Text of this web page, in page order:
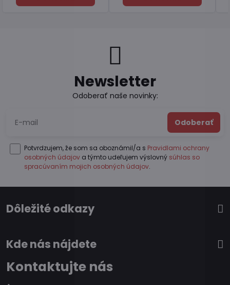
Newsletter
Odoberať naše novinky:
Odoberať
Potvrdzujem, že som sa oboznámil/a s Pravidlami ochrany
osobných údajov a týmto udeľujem výslovný súhlas so
spracúvaním mojich osobných údajov.
Dôležité odkazy
Kde nás nájdete
Kontaktujte nás